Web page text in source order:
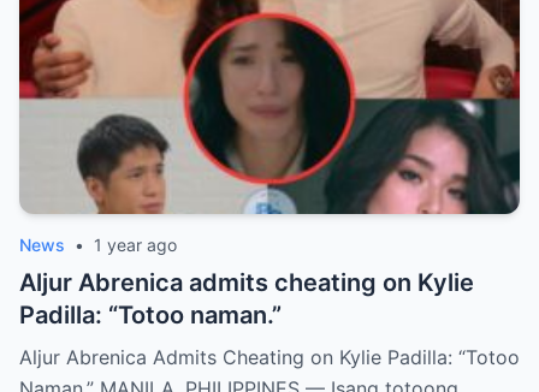
News • 1 year ago
Aljur Abrenica admits cheating on Kylie
Padilla: “Totoo naman.”
Aljur Abrenica Admits Cheating on Kylie Padilla: “Totoo